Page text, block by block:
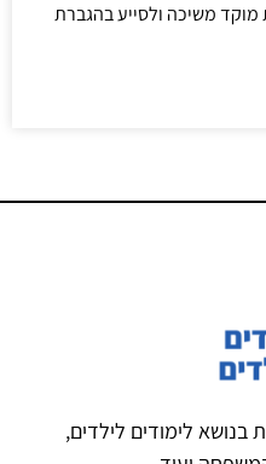
מוקד משיכה ולסייע בהגברת
בנושא לימודים לילדים,